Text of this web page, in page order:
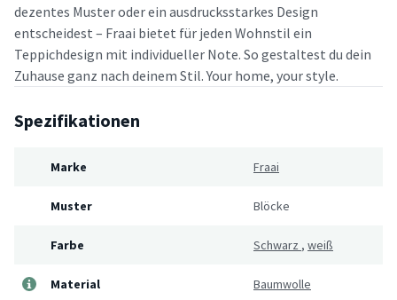
dezentes Muster oder ein ausdrucksstarkes Design
entscheidest – Fraai bietet für jeden Wohnstil ein
Teppichdesign mit individueller Note. So gestaltest du dein
Zuhause ganz nach deinem Stil. Your home, your style.
Spezifikationen
Marke Fraai
Muster Blöcke
Farbe Schwarz , weiß
Material Baumwolle